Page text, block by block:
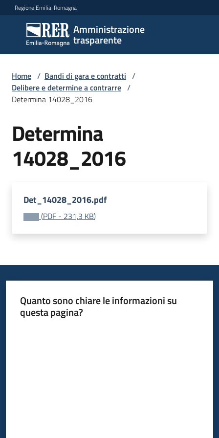
Vai al contenuto
Vai alla navigazione
Vai al footer
Regione Emilia-Romagna
Amministrazione
trasparente
Amministrazione
trasparente
Sottosezioni
Accesso
Home / Bandi di gara e contratti /
Delibere e determine a contrarre /
Determina 14028_2016
Determina
14028_2016
Det_14028_2016.pdf
(PDF - 231,3 KB)
Quanto sono chiare le informazioni su
questa pagina?